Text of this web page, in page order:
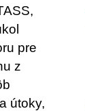
pre
z
útoky,